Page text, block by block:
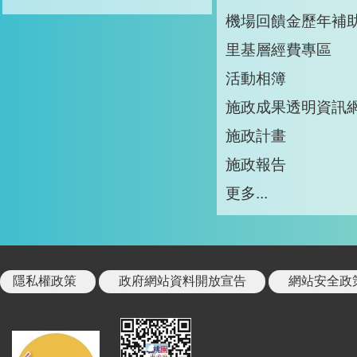
機場回饋金歷年補
里基層經費專區
活動相簿
施政成果透明資訊
施政計畫
施政報告
更多...
隱私權政策 政府網站資料開放宣告 網站安全政